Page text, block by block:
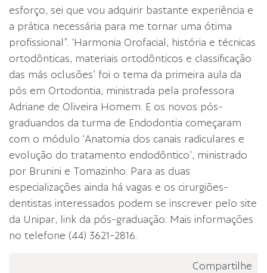
esforço, sei que vou adquirir bastante experiência e
a prática necessária para me tornar uma ótima
profissional”. ‘Harmonia Orofacial, história e técnicas
ortodônticas, materiais ortodônticos e classificação
das más oclusões’ foi o tema da primeira aula da
pós em Ortodontia, ministrada pela professora
Adriane de Oliveira Homem. E os novos pós-
graduandos da turma de Endodontia começaram
com o módulo ‘Anatomia dos canais radiculares e
evolução do tratamento endodôntico’, ministrado
por Brunini e Tomazinho. Para as duas
especializações ainda há vagas e os cirurgiões-
dentistas interessados podem se inscrever pelo site
da Unipar, link da pós-graduação. Mais informações
no telefone (44) 3621-2816.
Compartilhe